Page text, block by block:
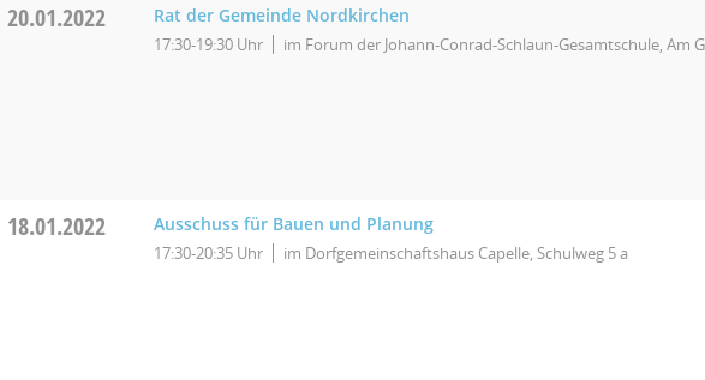
20.01.2022 Rat der Gemeinde Nordkirchen
17:30-19:30 Uhr im Forum der Johann-Conrad-Schlaun-Gesamtschule, Am
18.01.2022 Ausschuss für Bauen und Planung
17:30-20:35 Uhr im Dorfgemeinschaftshaus Capelle, Schulweg 5 a